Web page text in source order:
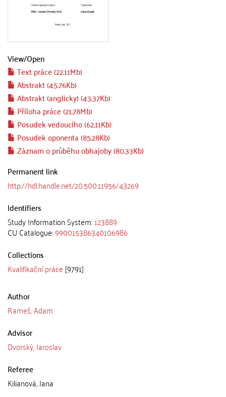
View/Open
Text práce (22.11Mb)
Abstrakt (45.76Kb)
Abstrakt (anglicky) (43.37Kb)
Příloha práce (21.78Mb)
Posudek vedoucího (62.11Kb)
Posudek oponenta (85.28Kb)
Záznam o průběhu obhajoby (80.33Kb)
Permanent link
http://hdl.handle.net/20.500.11956/43269
Identifiers
Study Information System:123889
CU Catalogue:990015386340106986
Collections
Kvalifikační práce [9791]
Author
Rameš, Adam
Advisor
Dvorský, Jaroslav
Referee
Kilianová, Jana